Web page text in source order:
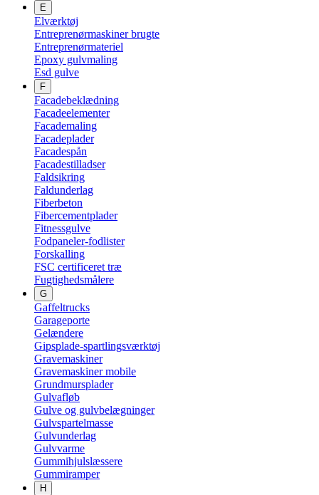
E
Elværktøj
Entreprenørmaskiner brugte
Entreprenørmateriel
Epoxy gulvmaling
Esd gulve
F
Facadebeklædning
Facadeelementer
Facademaling
Facadeplader
Facadespån
Facadestilladser
Faldsikring
Faldunderlag
Fiberbeton
Fibercementplader
Fitnessgulve
Fodpaneler-fodlister
Forskalling
FSC certificeret træ
Fugtighedsmålere
G
Gaffeltrucks
Garageporte
Gelændere
Gipsplade-spartlingsværktøj
Gravemaskiner
Gravemaskiner mobile
Grundmursplader
Gulvafløb
Gulve og gulvbelægninger
Gulvspartelmasse
Gulvunderlag
Gulvvarme
Gummihjulslæssere
Gummiramper
H